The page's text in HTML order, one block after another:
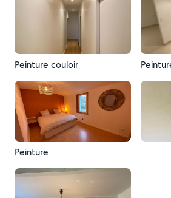
Peinture couloir
Peinture